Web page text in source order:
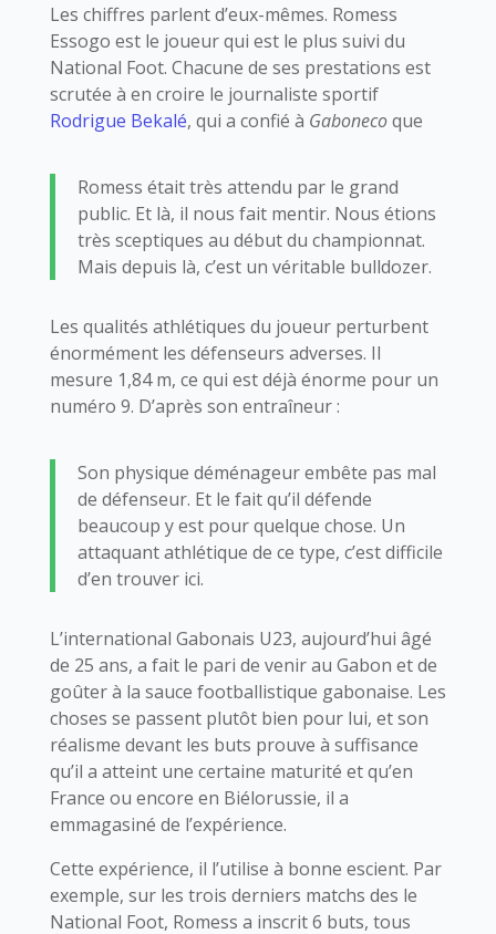
Les chiffres parlent d’eux-mêmes. Romess
Essogo est le joueur qui est le plus suivi du
National Foot. Chacune de ses prestations est
scrutée à en croire le journaliste sportif
Rodrigue Bekalé, qui a confié à Gabonecoque
Romess était très attendu par le grand
public. Et là, il nous fait mentir. Nous étions
très sceptiques au début du championnat.
Mais depuis là, c’est un véritable bulldozer.
Les qualités athlétiques du joueur perturbent
énormément les défenseurs adverses. Il
mesure 1,84 m, ce qui est déjà énorme pour un
numéro 9. D’après son entraîneur :
Son physique déménageur embête pas mal
de défenseur. Et le fait qu’il défende
beaucoup y est pour quelque chose. Un
attaquant athlétique de ce type, c’est difficile
d’en trouver ici.
L’international Gabonais U23, aujourd’hui âgé
de 25 ans, a fait le pari de venir au Gabon et de
goûter à la sauce footballistique gabonaise. Les
choses se passent plutôt bien pour lui, et son
réalisme devant les buts prouve à suffisance
qu’il a atteint une certaine maturité et qu’en
France ou encore en Biélorussie, il a
emmagasiné de l’expérience.
Cette expérience, il l’utilise à bonne escient. Par
exemple, sur les trois derniers matchs des le
National Foot, Romess a inscrit 6 buts, tous